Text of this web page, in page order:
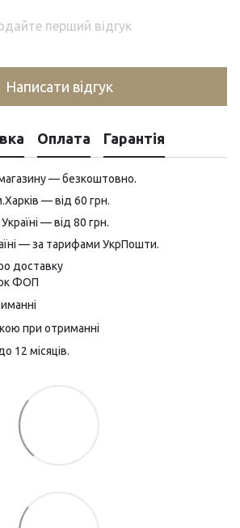
перший відгук
Написати відгук
Оплата Гарантія
— безкоштовно.
— від 60 грн.
— від 80 грн.
— за тарифами УкрПошти.
доставку
ФОП
при отриманні
12 місяців.